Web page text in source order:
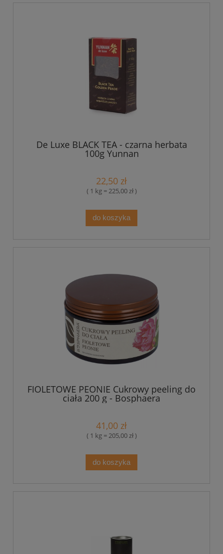
De Luxe BLACK TEA - czarna herbata
100g Yunnan
22,50 zł
( 1 kg = 225,00 zł )
do koszyka
FIOLETOWE PEONIE Cukrowy peeling do
ciała 200 g - Bosphaera
41,00 zł
( 1 kg = 205,00 zł )
do koszyka